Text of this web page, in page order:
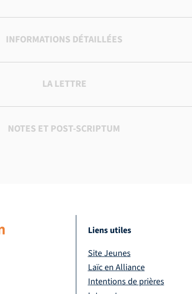
INFORMATIONS DÉTAILLÉES
LA LETTRE
NOTES ET POST-SCRIPTUM
Liens utiles
Site Jeunes
Laïc en Alliance
Intentions de prières